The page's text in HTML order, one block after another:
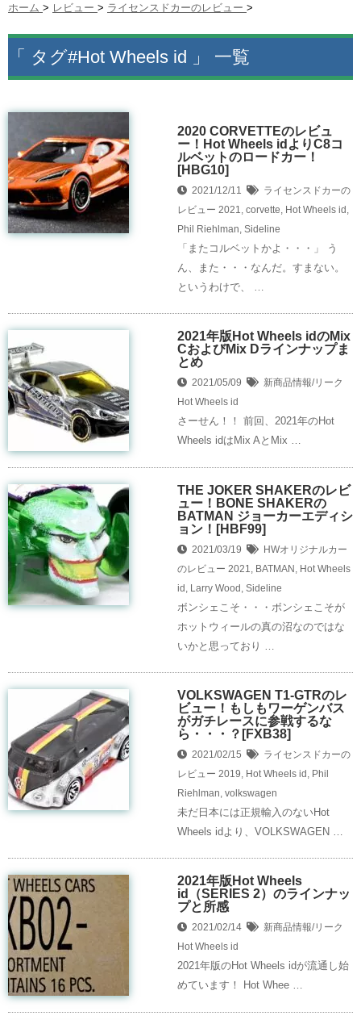
ホーム > レビュー > ライセンスドカーのレビュー >
「 タグ#Hot Wheels id 」 一覧
2020 CORVETTEのレビュ
ー！Hot Wheels idよりC8コ
ルベットのロードカー！
[HBG10]
2021/12/11
ライセンスドカーの
レビュー 2021, corvette, Hot Wheels id ,
Phil Riehlman, Sideline
「またコルベットかよ・・・」 う
ん、また・・・なんだ。すまない。
というわけで、 …
2021年版Hot Wheels idのMix
CおよびMix Dラインナップま
とめ
2021/05/09
新商品情報/リーク
Hot Wheels id
さーせん！！ 前回、2021年のHot
Wheels idはMix AとMix …
THE JOKER SHAKERのレビ
ュー！BONE SHAKERの
BATMAN ジョーカーエディシ
ョン！[HBF99]
2021/03/19
HWオリジナルカー
のレビュー 2021, BATMAN , Hot Wheels
id , Larry Wood , Sideline
ボンシェこそ・・・ボンシェこそが
ホットウィールの真の沼なのではな
いかと思っており …
VOLKSWAGEN T1-GTRのレ
ビュー！もしもワーゲンバス
がガチレースに参戦するな
ら・・・？[FXB38]
2021/02/15
ライセンスドカーの
レビュー 2019, Hot Wheels id , Phil
Riehlman, volkswagen
未だ日本には正規輸入のないHot
Wheels idより、VOLKSWAGEN …
2021年版Hot Wheels
id（SERIES 2）のラインナッ
プと所感
2021/02/14
新商品情報/リーク
Hot Wheels id
2021年版のHot Wheels idが流通し始
めています！ Hot Whee …